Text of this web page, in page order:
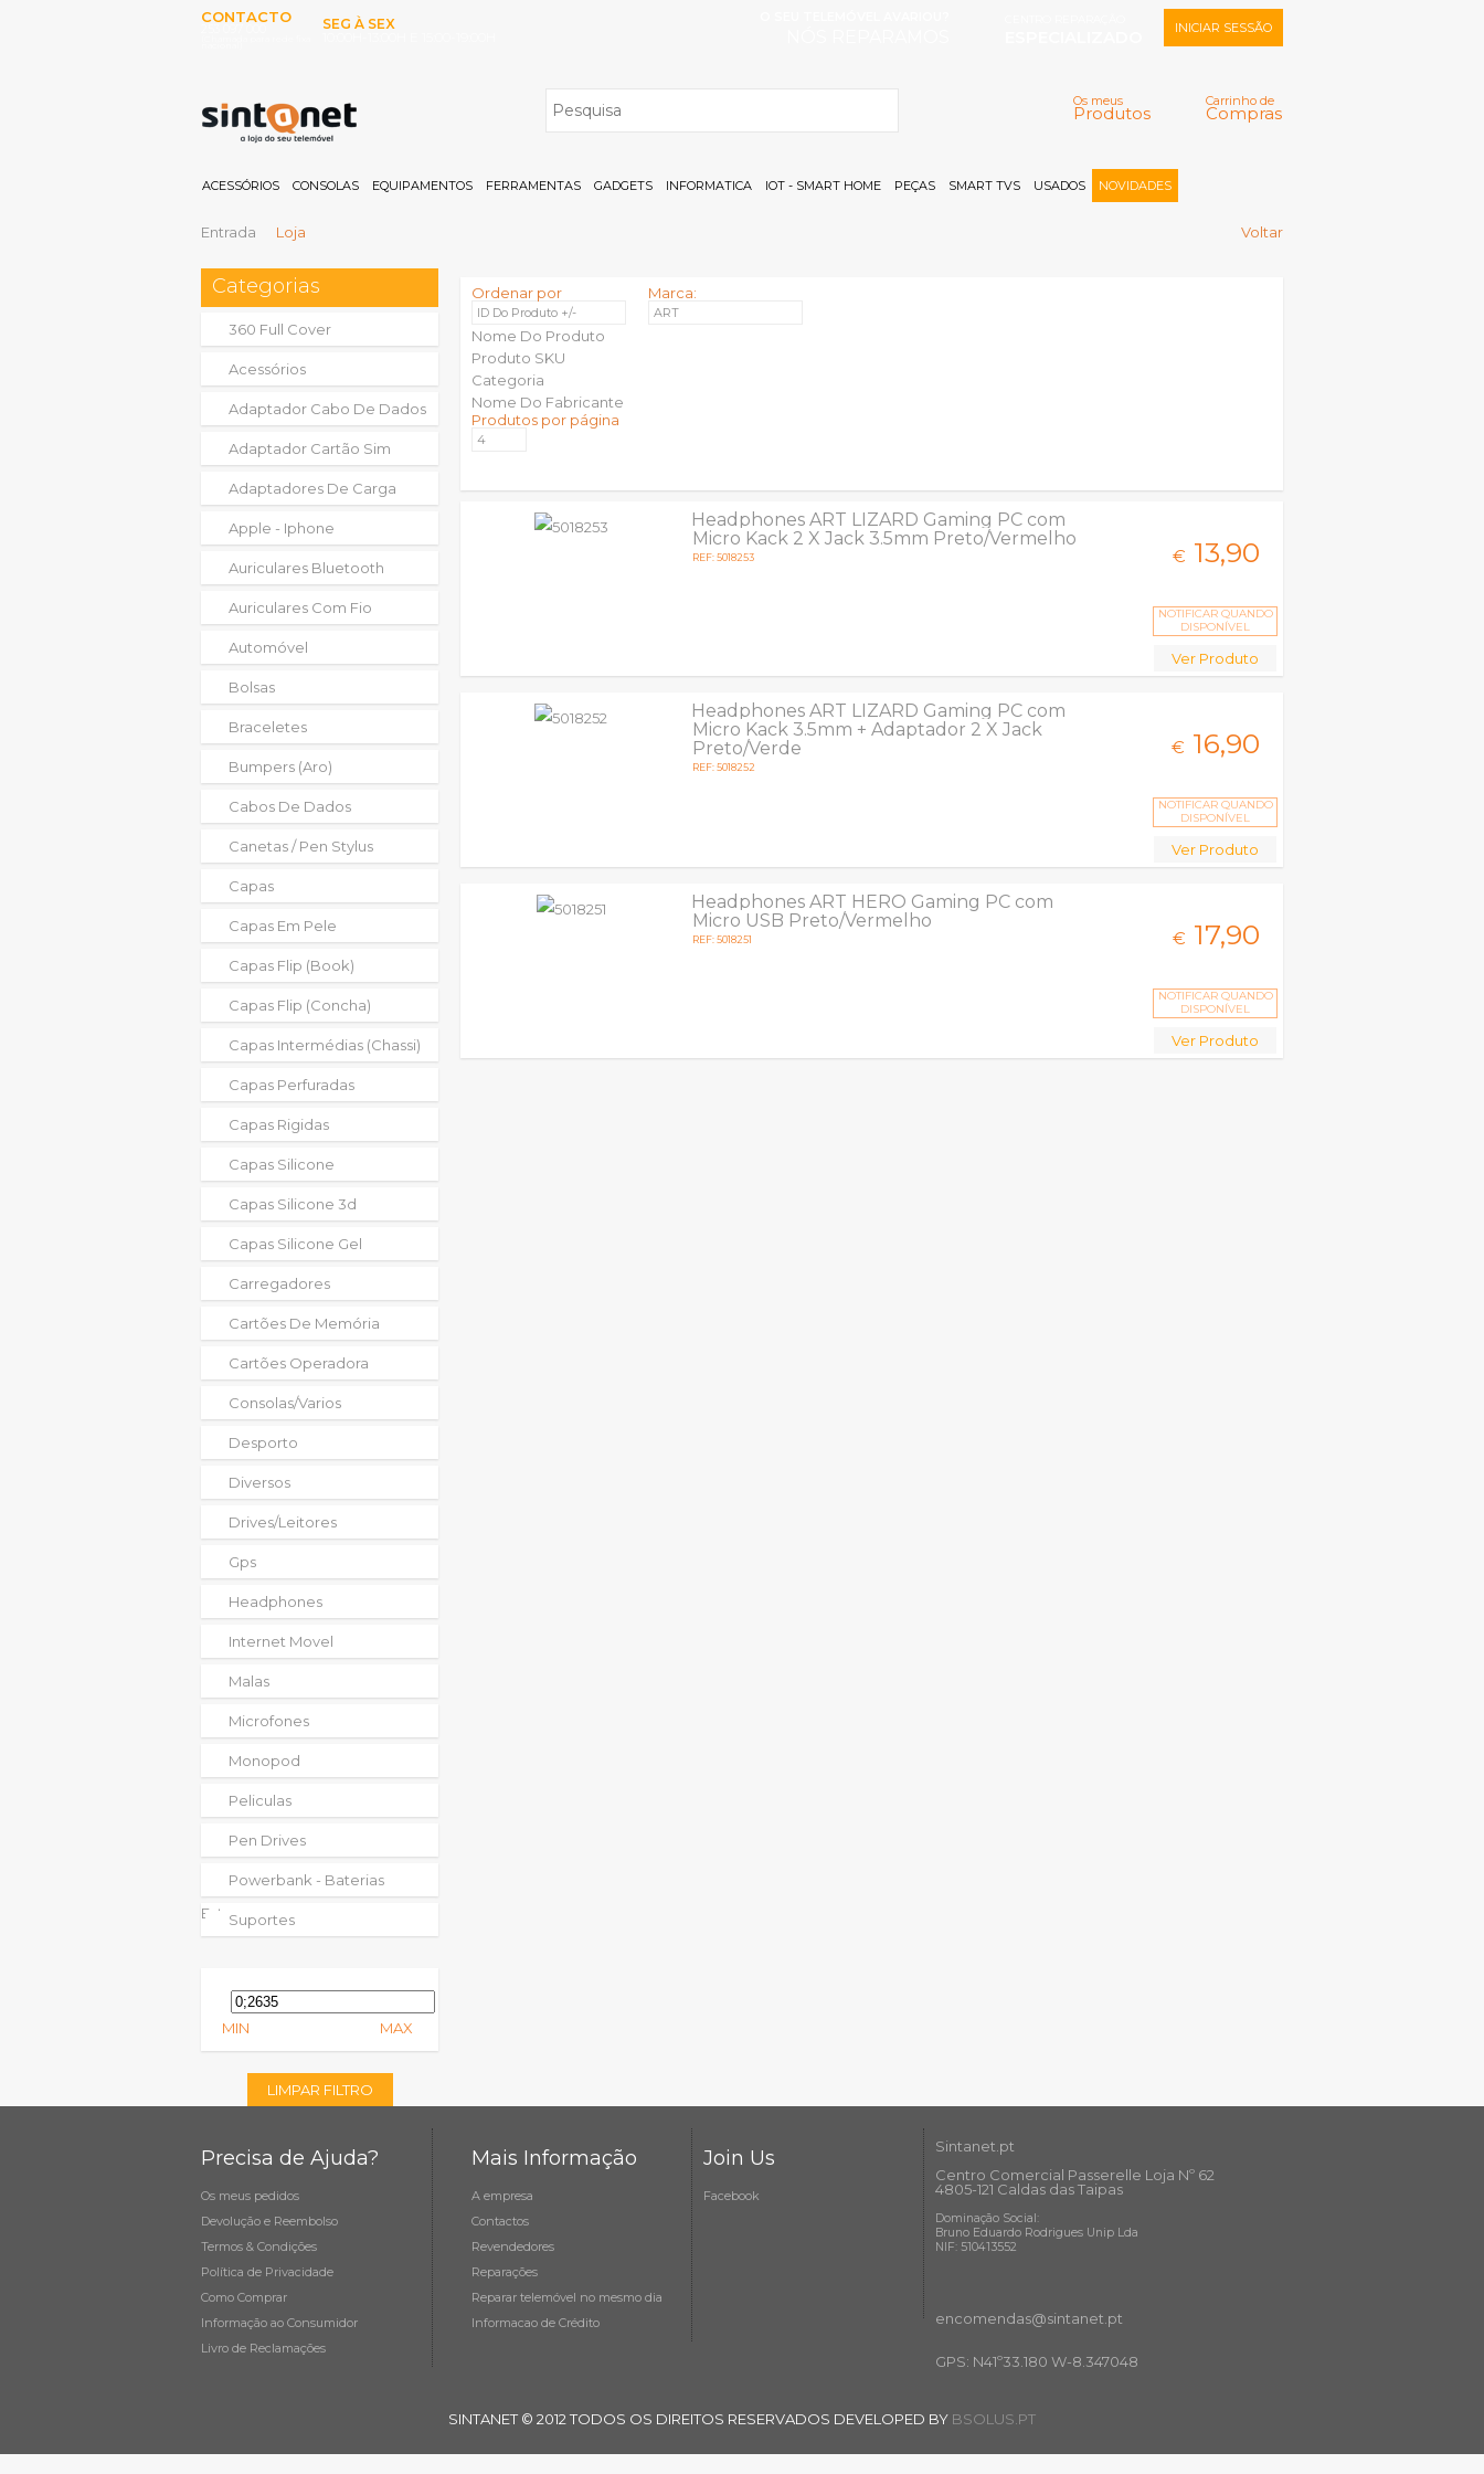
CONTACTO
SEG À SEX
Carrinho de
Compras
Os meus
Produtos
INICIAR SESSÃO
Memorizar
Registar |
ACESSÓRIOS CONSOLAS EQUIPAMENTOS FERRAMENTAS GADGETS INFORMATICA IOT - SMART HOME PEÇAS SMART TVS USADOS NOVIDADES
Entrada Loja Voltar
Categorias
360 Full Cover
Acessórios
Adaptador Cabo De Dados
Adaptador Cartão Sim
Adaptadores De Carga
Apple - Iphone
Auriculares Bluetooth
Auriculares Com Fio
Automóvel
Bolsas
Braceletes
Bumpers (aro)
Cabos De Dados
Canetas / Pen Stylus
Capas
Capas Em Pele
Capas Flip (book)
Capas Flip (concha)
Capas Intermédias (chassi)
Capas Perfuradas
Capas Rigidas
Capas Silicone
Capas Silicone 3d
Capas Silicone Gel
Carregadores
Cartões De Memória
Cartões Operadora
Consolas/varios
Desporto
Diversos
Drives/leitores
Gps
Headphones
Internet Movel
Malas
Microfones
Monopod
Peliculas
Pen Drives
Powerbank - Baterias
ExternasSuportes
MIN MAX
LIMPAR FILTRO
Ordenar por
ID Do Produto +/-
Nome Do Produto
Produto SKU
Categoria
Nome Do Fabricante
Marca:
ART
Produtos por página
Headphones ART LIZARD Gaming PC com
Micro Kack 2 X Jack 3.5mm Preto/Vermelho
REF: 5018253 € 13,90
NOTIFICAR QUANDO
DISPONÍVEL
Ver Produto
Headphones ART LIZARD Gaming PC com
Micro Kack 3.5mm + Adaptador 2 X Jack
Preto/Verde
REF: 5018252
€ 16,90
NOTIFICAR QUANDO
DISPONÍVEL
Ver Produto
Headphones ART HERO Gaming PC com
Micro USB Preto/Vermelho
REF: 5018251 € 17,90
NOTIFICAR QUANDO
DISPONÍVEL
Ver Produto
Precisa de Ajuda?
Os meus pedidos
Devolução e Reembolso
Termos & Condições
Política de Privacidade
Como Comprar
Informação ao Consumidor
Livro de Reclamações
Mais Informação
A empresa
Contactos
Revendedores
Reparações
Reparar telemóvel no mesmo dia
Informacao de Crédito
Join Us
Facebook
Sintanet.pt
Centro Comercial Passerelle Loja Nº 62
4805-121 Caldas das Taipas
Dominação Social:
Bruno Eduardo Rodrigues Unip Lda
NIF: 510413552
encomendas@sintanet .pt
GPS: N41º33.180 W-8.347048
SINTANET © 2012 TODOS OS DIREITOS RESERVADOS DEVELOPED BY BSOLUS.PT